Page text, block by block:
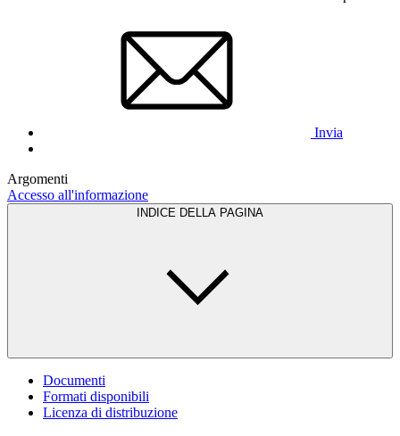
Invia
Argomenti
Accesso all'informazione
INDICE DELLA PAGINA
Documenti
Formati disponibili
Licenza di distribuzione